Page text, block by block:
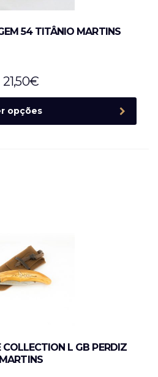
54 TITÂNIO MARTINS
21,50€
opções
COLLECTION L GB PERDIZ
MARTINS